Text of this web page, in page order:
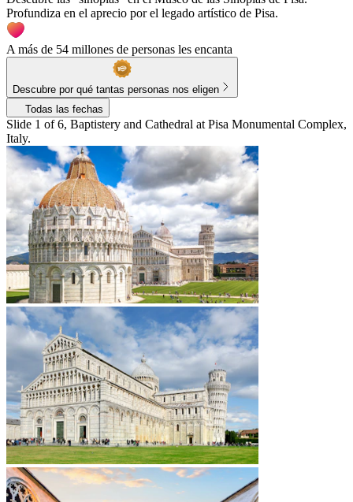
Profundiza en el aprecio por el legado artístico de Pisa.
A más de 54 millones de personas les encanta
Descubre por qué tantas personas nos eligen
Todas las fechas
Slide 1 of 6, Baptistery and Cathedral at Pisa Monumental Complex,
Italy.